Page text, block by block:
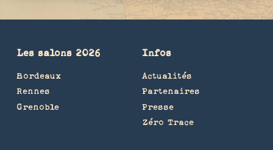
Les salons 2026
Bordeaux
Rennes
Grenoble
Infos
Actualités
Partenaires
Presse
Zéro Trace